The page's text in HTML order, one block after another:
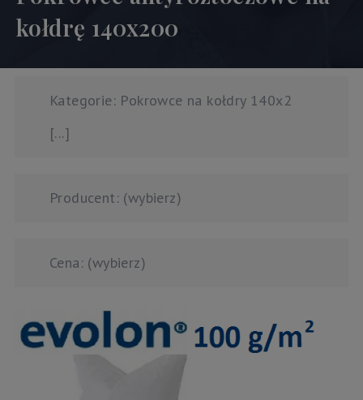
kołdrę 140x200
Kategorie: Pokrowce na kołdry 140x2
[...]
Producent: (wybierz)
Cena: (wybierz)